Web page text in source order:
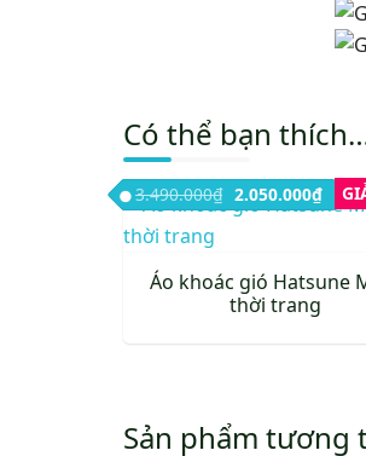
Có thể bạn
Áo khoác gió Hatsune
thời trang
3.490.000₫ Giá gốc là:
2.050.000₫Giá
này
Sản phẩm tương